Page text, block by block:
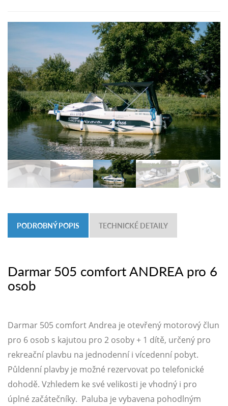
PODROBNÝ POPIS TECHNICKÉ DETAILY
Darmar 505 comfort ANDREA pro 6
osob
Darmar 505 comfort Andrea je otevřený motorový člun
pro 6 osob s kajutou pro 2 osoby + 1 dítě, určený pro
rekreační plavbu na jednodenní i vícedenní pobyt.
Půldenní plavby je možné rezervovat po telefonické
dohodě. Vzhledem ke své velikosti je vhodný i pro
úplné začátečníky. Paluba je vybavena pohodlným